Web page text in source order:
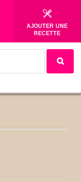
AJOUTER UNE
RECETTE